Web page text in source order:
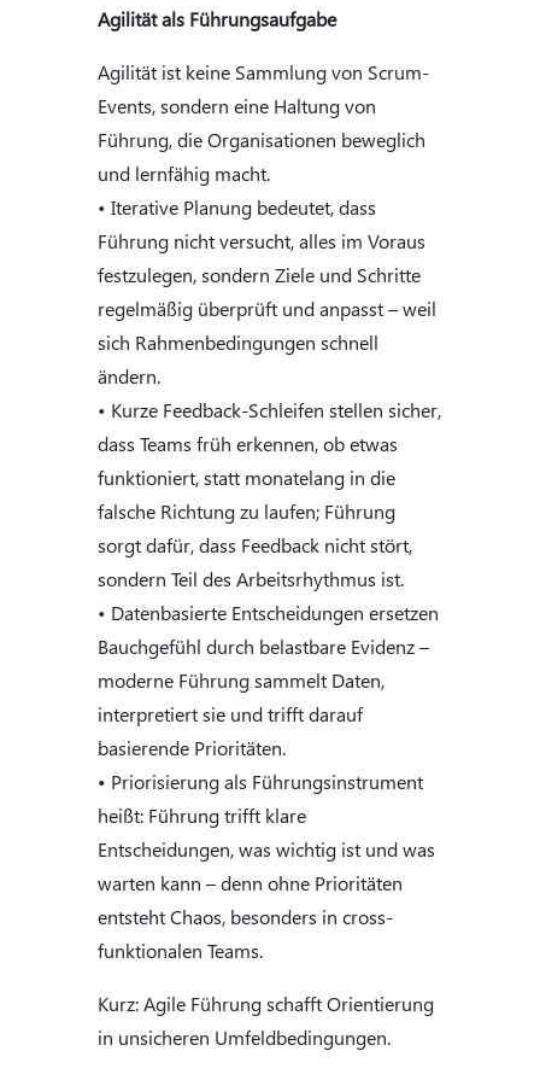
Agilität als Führungsaufgabe
Agilität ist keine Sammlung von Scrum-
Events, sondern eine Haltung von
Führung, die Organisationen beweglich
und lernfähig macht.
• Iterative Planung bedeutet, dass
Führung nicht versucht, alles im Voraus
festzulegen, sondern Ziele und Schritte
regelmäßig überprüft und anpasst – weil
sich Rahmenbedingungen schnell
ändern.
• Kurze Feedback-Schleifen stellen sicher,
dass Teams früh erkennen, ob etwas
funktioniert, statt monatelang in die
falsche Richtung zu laufen; Führung
sorgt dafür, dass Feedback nicht stört,
sondern Teil des Arbeitsrhythmus ist.
• Datenbasierte Entscheidungen ersetzen
Bauchgefühl durch belastbare Evidenz –
moderne Führung sammelt Daten,
interpretiert sie und trifft darauf
basierende Prioritäten.
• Priorisierung als Führungsinstrument
heißt: Führung trifft klare
Entscheidungen, was wichtig ist und was
warten kann – denn ohne Prioritäten
entsteht Chaos, besonders in cross-
funktionalen Teams.
Kurz: Agile Führung schafft Orientierung
in unsicheren Umfeldbedingungen.